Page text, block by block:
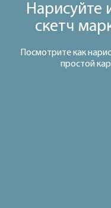
Нарисуйте
скетч
Посмотрите как
простой